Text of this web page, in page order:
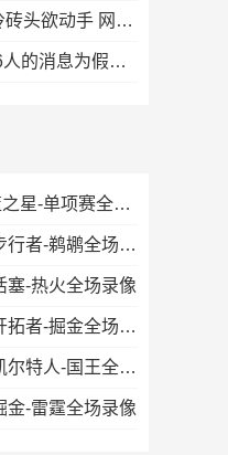
还得是你大爷啊 落败后拎砖头欲动手 网友:这下输球又输人.....
辟谣，霍乐迪买断加盟76人的消息为假Shams账号所发 ！
WNBA全明星单项赛投篮之星-单项赛全场录像
07月19日NBA夏季联赛步行者-鹈鹕全场录像
塞-热火全场录像
07月17日NBA夏季联赛开拓者-掘金全场录像
07月16日NBA夏季联赛凯尔特人-国王全场录像
金-雷霆全场录像